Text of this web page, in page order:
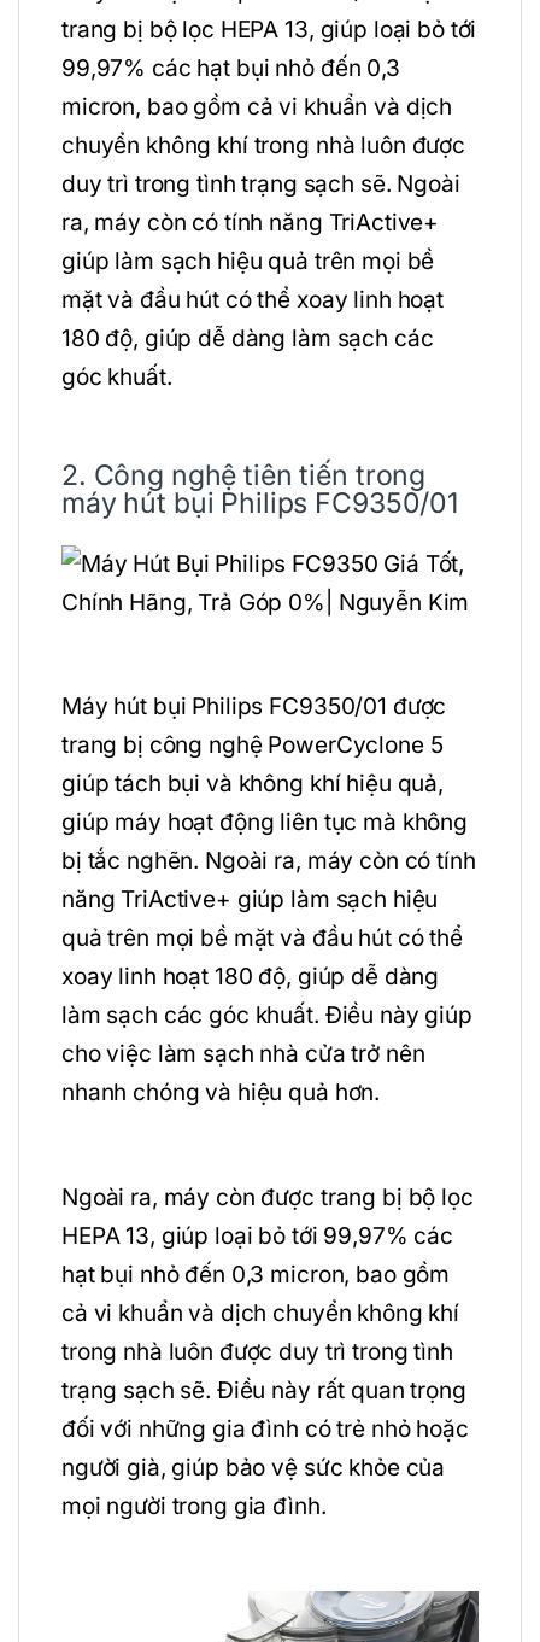
trang bị bộ lọc HEPA 13, giúp loại bỏ tới
99,97% các hạt bụi nhỏ đến 0,3
micron, bao gồm cả vi khuẩn và dịch
chuyển không khí trong nhà luôn được
duy trì trong tình trạng sạch sẽ. Ngoài
ra, máy còn có tính năng TriActive+
giúp làm sạch hiệu quả trên mọi bề
mặt và đầu hút có thể xoay linh hoạt
180 độ, giúp dễ dàng làm sạch các
góc khuất.
2. Công nghệ tiên tiến trong
máy hút bụi Philips FC9350/01
Máy hút bụi Philips FC9350/01 được
trang bị công nghệ PowerCyclone 5
giúp tách bụi và không khí hiệu quả,
giúp máy hoạt động liên tục mà không
bị tắc nghẽn. Ngoài ra, máy còn có tính
năng TriActive+ giúp làm sạch hiệu
quả trên mọi bề mặt và đầu hút có thể
xoay linh hoạt 180 độ, giúp dễ dàng
làm sạch các góc khuất. Điều này giúp
cho việc làm sạch nhà cửa trở nên
nhanh chóng và hiệu quả hơn.
Ngoài ra, máy còn được trang bị bộ lọc
HEPA 13, giúp loại bỏ tới 99,97% các
hạt bụi nhỏ đến 0,3 micron, bao gồm
cả vi khuẩn và dịch chuyển không khí
trong nhà luôn được duy trì trong tình
trạng sạch sẽ. Điều này rất quan trọng
đối với những gia đình có trẻ nhỏ hoặc
người già, giúp bảo vệ sức khỏe của
mọi người trong gia đình.